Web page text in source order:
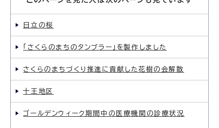
日立の桜
「さくらのまちのタンブラー」を製作しました
さくらのまちづくり推進に貢献した花樹の会解散
十王地区
ゴールデンウィーク期間中の医療機関の診療状況